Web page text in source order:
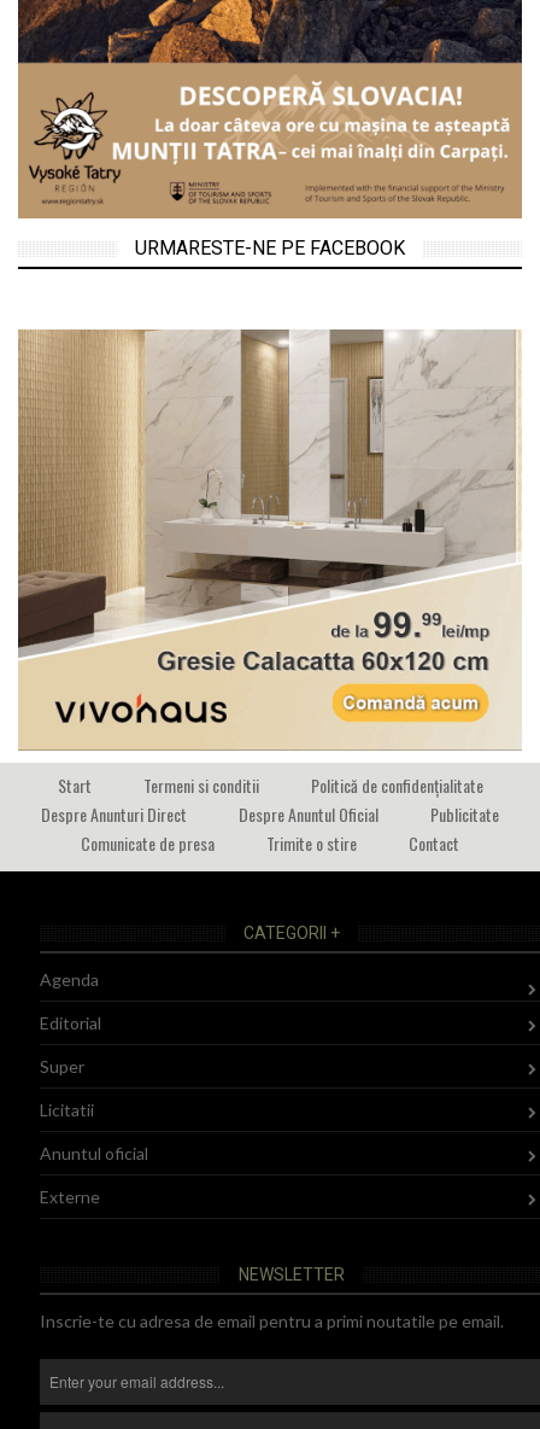
URMARESTE-NE PE FACEBOOK
Start Termeni si conditii
Politică de confidențialitate
Despre Anunturi Direct
Despre Anuntul Oficial
Publicitate
Comunicate de presa
Trimite o stire Contact
CATEGORII +
Agenda
Editorial
Super
Licitatii
Anuntul oficial
Externe
NEWSLETTER
Inscrie-te cu adresa de email pentru a primi noutatile pe email.